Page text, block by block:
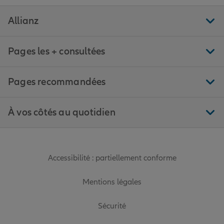
Allianz
Pages les + consultées
Pages recommandées
À vos côtés au quotidien
Accessibilité : partiellement conforme
Mentions légales
Sécurité